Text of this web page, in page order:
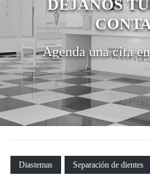
DÉJANOS
Agenda una cita
Diastemas Separación de dientes